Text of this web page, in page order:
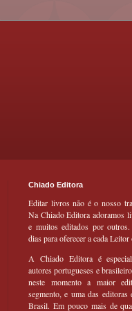
Chiado Editora
Editar livros não é o nosso
Na Chiado Editora adoramos
e muitos editados por
dias para oferecer a cada
A Chiado Editora é
autores portugueses e
neste momento a maior
segmento, e uma das
Brasil. Em pouco mais de